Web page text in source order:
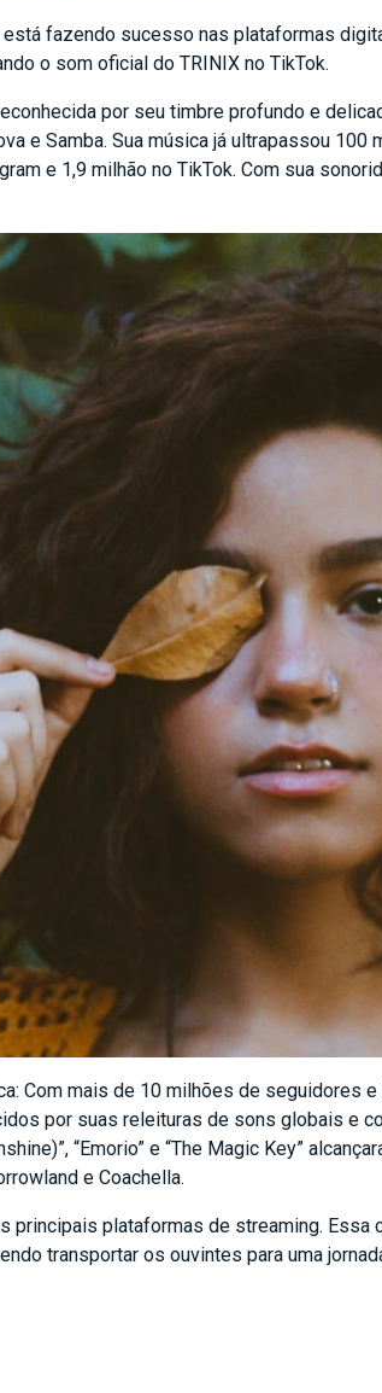
está fazendo sucesso nas plataformas
o som oficial do TRINIX no TikTok.
por seu timbre profundo e
e Samba. Sua música já ultrapassou
e 1,9 milhão no TikTok. Com sua
Com mais de 10 milhões de seguidores
por suas releituras de sons globais e
“Emorio” e “The Magic Key”
e Coachella.
principais plataformas de streaming.
transportar os ouvintes para uma